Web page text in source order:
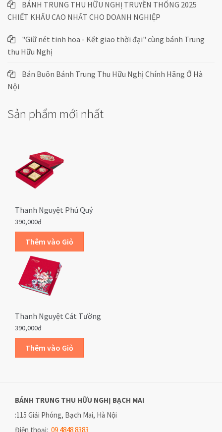
BÁNH TRUNG THU HỮU NGHỊ TRUYỀN THỐNG 2025
CHIẾT KHẤU CAO NHẤT CHO DOANH NGHIỆP
"Giữ nét tinh hoa - Kết giao thời đại" cùng bánh Trung
thu Hữu Nghị
Bán Buôn Bánh Trung Thu Hữu Nghị Chính Hãng Ở Hà
Nội
Sản phẩm mới nhất
Thanh Nguyệt Phú Quý
390,000đ
Thanh Nguyệt Cát Tường
390,000đ
BÁNH TRUNG THU HỮU NGHỊ BẠCH MAI
:115 Giải Phóng, Bạch Mai, Hà Nội
Điện thoại: 09 4848 8383